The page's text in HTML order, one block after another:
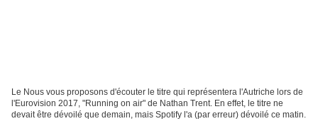
Le Nous vous proposons d'écouter le titre qui représentera l'Autriche lors de
l'Eurovision 2017, "Running on air" de Nathan Trent. En effet, le titre ne
devait être dévoilé que demain, mais Spotify l'a (par erreur) dévoilé ce matin.